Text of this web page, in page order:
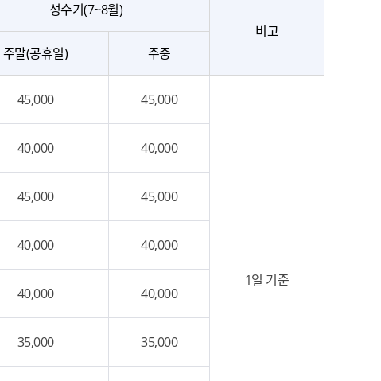
성수기(7~8월)
비고
주말(공휴일) 주중
45,000 45,000
1일 기준
40,000 40,000
45,000 45,000
40,000 40,000
40,000 40,000
35,000 35,000